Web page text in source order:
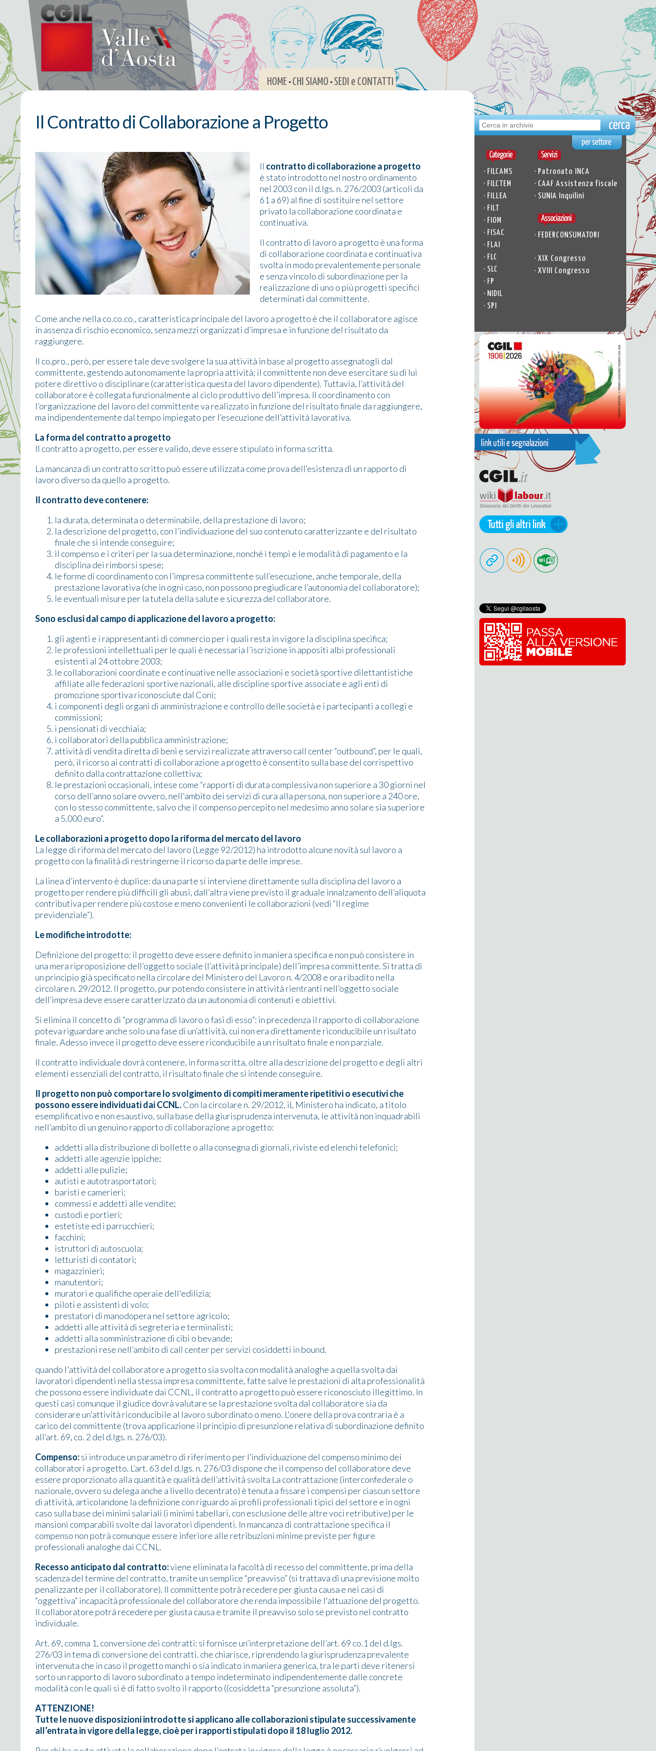
HOME • CHI SIAMO • SEDI e CONTATTI
Il Contratto di Collaborazione a Progetto
Il contratto di collaborazione a progetto
è stato introdotto nel nostro ordinamento
nel 2003 con il d.lgs. n. 276/2003 (articoli da
61 a 69) al fine di sostituire nel settore
privato la collaborazione coordinata e
continuativa.
Il contratto di lavoro a progetto è una forma
di collaborazione coordinata e continuativa
svolta in modo prevalentemente personale
e senza vincolo di subordinazione per la
realizzazione di uno o più progetti specifici
determinati dal committente.
Come anche nella co.co.co., caratteristica principale del lavoro a progetto è che il collaboratore agisce
in assenza di rischio economico, senza mezzi organizzati d’impresa e in funzione del risultato da
raggiungere.
Il co.pro., però, per essere tale deve svolgere la sua attività in base al progetto assegnatogli dal
committente, gestendo autonomamente la propria attività; il committente non deve esercitare su di lui
potere direttivo o disciplinare (caratteristica questa del lavoro dipendente). Tuttavia, l’attività del
collaboratore è collegata funzionalmente al ciclo produttivo dell’impresa. Il coordinamento con
l’organizzazione del lavoro del committente va realizzato in funzione del risultato finale da raggiungere,
ma indipendentemente dal tempo impiegato per l’esecuzione dell’attività lavorativa.
La forma del contratto a progetto
Il contratto a progetto, per essere valido, deve essere stipulato in forma scritta.
La mancanza di un contratto scritto può essere utilizzata come prova dell’esistenza di un rapporto di
lavoro diverso da quello a progetto.
Il contratto deve contenere:
la durata, determinata o determinabile, della prestazione di lavoro;
la descrizione del progetto, con l’individuazione del suo contenuto caratterizzante e del risultato
finale che si intende conseguire;
il compenso e i criteri per la sua determinazione, nonché i tempi e le modalità di pagamento e la
disciplina dei rimborsi spese;
le forme di coordinamento con l’impresa committente sull’esecuzione, anche temporale, della
prestazione lavorativa (che in ogni caso, non possono pregiudicare l’autonomia del collaboratore);
le eventuali misure per la tutela della salute e sicurezza del collaboratore.
Sono esclusi dal campo di applicazione del lavoro a progetto:
gli agenti e i rappresentanti di commercio per i quali resta in vigore la disciplina specifica;
le professioni intellettuali per le quali è necessaria l’iscrizione in appositi albi professionali
esistenti al 24 ottobre 2003;
le collaborazioni coordinate e continuative nelle associazioni e società sportive dilettantistiche
affiliate alle federazioni sportive nazionali, alle discipline sportive associate e agli enti di
promozione sportiva riconosciute dal Coni;
i componenti degli organi di amministrazione e controllo delle società e i partecipanti a collegi e
commissioni;
i pensionati di vecchiaia;
i collaboratori della pubblica amministrazione;
attività di vendita diretta di beni e servizi realizzate attraverso call center “outbound”, per le quali,
però, il ricorso ai contratti di collaborazione a progetto è consentito sulla base del corrispettivo
definito dalla contrattazione collettiva;
le prestazioni occasionali, intese come “rapporti di durata complessiva non superiore a 30 giorni nel
corso dell’anno solare ovvero, nell'ambito dei servizi di cura alla persona, non superiore a 240 ore,
con lo stesso committente, salvo che il compenso percepito nel medesimo anno solare sia superiore
a 5.000 euro”.
Le collaborazioni a progetto dopo la riforma del mercato del lavoro
La legge di riforma del mercato del lavoro (Legge 92/2012) ha introdotto alcune novità sul lavoro a
progetto con la finalità di restringerne il ricorso da parte delle imprese.
La linea d’intervento è duplice: da una parte si interviene direttamente sulla disciplina del lavoro a
progetto per rendere più difficili gli abusi, dall’altra viene previsto il graduale innalzamento dell’aliquota
contributiva per rendere più costose e meno convenienti le collaborazioni (vedi “Il regime
previdenziale”).
Le modifiche introdotte:
Definizione del progetto: il progetto deve essere definito in maniera specifica e non può consistere in
una mera riproposizione dell’oggetto sociale (l’attività principale) dell’impresa committente. Si tratta di
un principio già specificato nella circolare del Ministero del Lavoro n. 4/2008 e ora ribadito nella
circolare n. 29/2012. Il progetto, pur potendo consistere in attività rientranti nell’oggetto sociale
dell’impresa deve essere caratterizzato da un autonomia di contenuti e obiettivi.
Si elimina il concetto di “programma di lavoro o fasi di esso”: in precedenza il rapporto di collaborazione
poteva riguardare anche solo una fase di un’attività, cui non era direttamente riconducibile un risultato
finale. Adesso invece il progetto deve essere riconducibile a un risultato finale e non parziale.
Il contratto individuale dovrà contenere, in forma scritta, oltre alla descrizione del progetto e degli altri
elementi essenziali del contratto, il risultato finale che si intende conseguire.
Il progetto non può comportare lo svolgimento di compiti meramente ripetitivi o esecutivi che
possono essere individuati dai CCNL.Con la circolare n. 29/2012, iL Ministero ha indicato, a titolo
esemplificativo e non esaustivo, sulla base della giurisprudenza intervenuta, le attività non inquadrabili
nell’ambito di un genuino rapporto di collaborazione a progetto:
addetti alla distribuzione di bollette o alla consegna di giornali, riviste ed elenchi telefonici;
addetti alle agenzie ippiche;
addetti alle pulizie;
autisti e autotrasportatori;
baristi e camerieri;
commessi e addetti alle vendite;
custodi e portieri;
estetiste ed i parrucchieri;
facchini;
istruttori di autoscuola;
letturisti di contatori;
magazzinieri;
manutentori;
muratori e qualifiche operaie dell'edilizia;
piloti e assistenti di volo;
prestatori di manodopera nel settore agricolo;
addetti alle attività di segreteria e terminalisti;
addetti alla somministrazione di cibi o bevande;
prestazioni rese nell’ambito di call center per servizi cosiddetti in bound.
quando l'attività del collaboratore a progetto sia svolta con modalità analoghe a quella svolta dai
lavoratori dipendenti nella stessa impresa committente, fatte salve le prestazioni di alta professionalità
che possono essere individuate dai CCNL, il contratto a progetto può essere riconosciuto illegittimo. In
questi casi comunque il giudice dovrà valutare se la prestazione svolta dal collaboratore sia da
considerare un'attività riconducibile al lavoro subordinato o meno. L'onere della prova contraria è a
carico del committente (trova applicazione il principio di presunzione relativa di subordinazione definito
all’art. 69, co. 2 del d.lgs. n. 276/03).
Compenso:si introduce un parametro di riferimento per l’individuazione del compenso minimo dei
collaboratori a progetto. L’art. 63 del d.lgs. n. 276/03 dispone che il compenso del collaboratore deve
essere proporzionato alla quantità e qualità dell’attività svolta La contrattazione (interconfederale o
nazionale, ovvero su delega anche a livello decentrato) è tenuta a fissare i compensi per ciascun settore
di attività, articolandone la definizione con riguardo ai profili professionali tipici del settore e in ogni
caso sulla base dei minimi salariali (i minimi tabellari, con esclusione delle altre voci retributive) per le
mansioni comparabili svolte dai lavoratori dipendenti. In mancanza di contrattazione specifica il
compenso non potrà comunque essere inferiore alle retribuzioni minime previste per figure
professionali analoghe dai CCNL.
Recesso anticipato dal contratto:viene eliminata la facoltà di recesso del committente, prima della
scadenza del termine del contratto, tramite un semplice “preavviso” (si trattava di una previsione molto
penalizzante per il collaboratore). Il committente potrà recedere per giusta causa e nei casi di
“oggettiva” incapacità professionale del collaboratore che renda impossibile l'attuazione del progetto.
Il collaboratore potrà recedere per giusta causa e tramite il preavviso solo se previsto nel contratto
individuale.
Art. 69, comma 1, conversione dei contratti: si fornisce un’interpretazione dell’art. 69 co.1 del d.lgs.
276/03 in tema di conversione dei contratti. che chiarisce, riprendendo la giurisprudenza prevalente
intervenuta che in caso il progetto manchi o sia indicato in maniera generica, tra le parti deve ritenersi
sorto un rapporto di lavoro subordinato a tempo indeterminato indipendentemente dalle concrete
modalità con le quali si è di fatto svolto il rapporto ((cosiddetta “presunzione assoluta”).
ATTENZIONE!
Tutte le nuove disposizioni introdotte si applicano alle collaborazioni stipulate successivamente
all’entrata in vigore della legge, cioè per i rapporti stipulati dopo il 18 luglio 2012.
• FILCAMS
• FILCTEM
• FILLEA
• FILT
• FIOM
• FISAC
• FLAI
• FLC
• SLC
• FP
• NIDIL
• SPI
• Patronato INCA
• CAAF Assistenza fiscale
• SUNIA Inquilini
• FEDERCONSUMATORI
• XIX Congresso
• XVIII Congresso